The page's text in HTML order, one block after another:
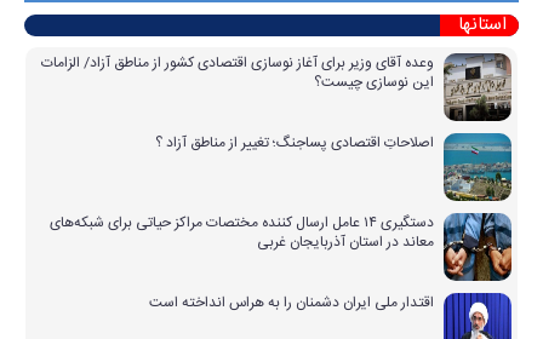
استانها
وعده آقای وزیر برای آغاز نوسازی اقتصادی کشور از مناطق آزاد/ الزامات
این نوسازی چیست؟
اصلاحاتِ اقتصادی پساجنگ؛ تغییر از مناطق آزاد ؟
دستگیری ۱۴ عامل ارسال کننده مختصات مراکز حیاتی برای شبکه‌های
معاند در استان آذربایجان غربی
اقتدار ملی ایران دشمنان را به هراس انداخته است